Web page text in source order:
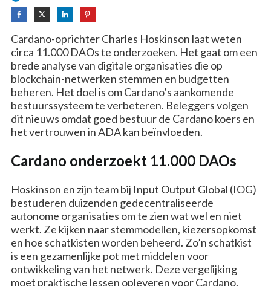
Cardano-oprichter Charles Hoskinson laat weten
circa 11.000 DAOs te onderzoeken. Het gaat om een
brede analyse van digitale organisaties die op
blockchain-netwerken stemmen en budgetten
beheren. Het doel is om Cardano’s aankomende
bestuurssysteem te verbeteren. Beleggers volgen
dit nieuws omdat goed bestuur de Cardano koers en
het vertrouwen in ADA kan beïnvloeden.
Cardano onderzoekt 11.000 DAOs
Hoskinson en zijn team bij Input Output Global (IOG)
bestuderen duizenden gedecentraliseerde
autonome organisaties om te zien wat wel en niet
werkt. Ze kijken naar stemmodellen, kiezersopkomst
en hoe schatkisten worden beheerd. Zo’n schatkist
is een gezamenlijke pot met middelen voor
ontwikkeling van het netwerk. Deze vergelijking
moet praktische lessen opleveren voor Cardano.